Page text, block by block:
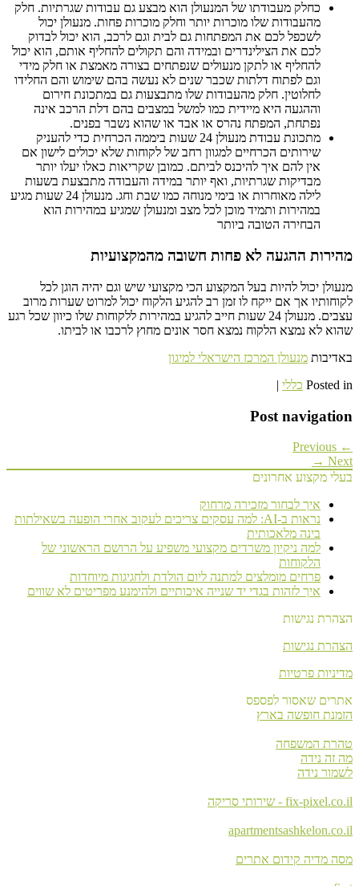
כחלק מעבודתו של המנעולן הוא מבצע גם עבודות שגרתיות. חלק
מהעבודות שלו מוכרות יותר וחלק מוכרות פחות. מנעולן יכול
לשכפל לכם את המפתחות גם לבית וגם לרכב, הוא יכול לבדוק
לכם את הצילינדרים ובמידה והם תקולים להחליף אותם, הוא יכול
להחליף או לתקן מנעולים שנפתחים בצורה מאמצת או חלק מידי
וגם לפתוח דלתות שכבר שנים לא נעשה בהם שימוש והם החלידו
לחלוטין. חלק מהעבודות שלו מתבצעות גם במתכונת חירום
וההגעה היא מיידית כמו למשל במצבים בהם דלת הרכב אינה
נפתחת, המפתח נהרס או אבד או שהוא נשבר בפנים.
מתכונת עבודת מנעולן 24 שעות ביממה הכרחית כדי להעניק
שירותים הכרחיים למגוון רחב של לקוחות שלא יכולים לישון אם
אין להם איך להיכנס לביתם. כמובן שקריאות כאלו יעלו יותר
מבדיקות שגרתיות, ואף יותר במידה והעבודה מתבצעת בשעות
לילה מאוחרות או בימי מנוחה כמו שבת וחג. מנעולן 24 שעות מגיע
במהירות ותמיד מוכן לכל מצב ומנעולן שמגיע במהירות הוא
הבחירה הטובה ביותר
מהירות ההגעה לא פחות חשובה מהמקצועיות
מנעולן יכול להיות בעל המקצוע הכי מקצועי שיש וגם יהיה הוגן לכל
לקוחותיו אך אם ייקח לו זמן רב להגיע הלקוח יכול למרוט שערות מרוב
עצבים. מנעולן 24 שעות חייב להגיע במהירות ללקוחות שלו כיוון שכל רגע
שהוא לא נמצא הלקוח נמצא חסר אונים מחוץ לרכבו או לביתו.
באדיבות מנעולן המרכז הישראלי למיגון
Posted in כללי |
Post navigation
← Previous
Next →
בעלי מקצוע אחרונים
איך לבחור מזכירה מרחוק
נראות ב-AI: למה עסקים צריכים לעקוב אחרי הופעה בשאילתות
בינה מלאכותית
למה ניקיון משרדים מקצועי משפיע על הרושם הראשוני של
הלקוחות
פרחים מומלצים למתנה ליום הולדת ולחגיגות מיוחדות
איך לזהות בגדי יד שנייה איכותיים ולהימנע מפריטים לא שווים
הצהרת נגישות
הצהרת נגישות
מדיניות פרטיות
אתרים שאסור לפספס
הזמנת חופשה בארץ
טהרת המשפחה
מה זה נידה
לשמור נידה
fix-pixel.co.il - שירותי סריקה
apartmentsashkelon.co.il
מסה מדיה קידום אתרים